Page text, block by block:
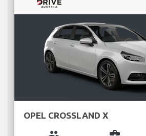
OPEL CROSSLAND X